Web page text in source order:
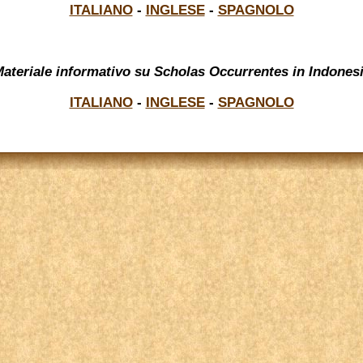
ITALIANO- INGLESE- SPAGNOLO
informativo su Scholas Occurrentes in
ITALIANO- INGLESE- SPAGNOLO